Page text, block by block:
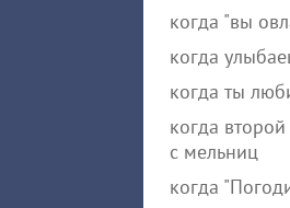
когда "вы
когда
когда ты
когда
с мельниц
когда